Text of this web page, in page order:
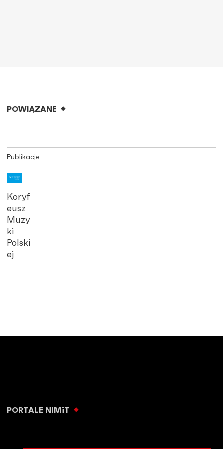
POWIĄZANE
Publikacje
Koryf
eusz
Muzy
ki
Polski
ej
PORTALE NIMiT